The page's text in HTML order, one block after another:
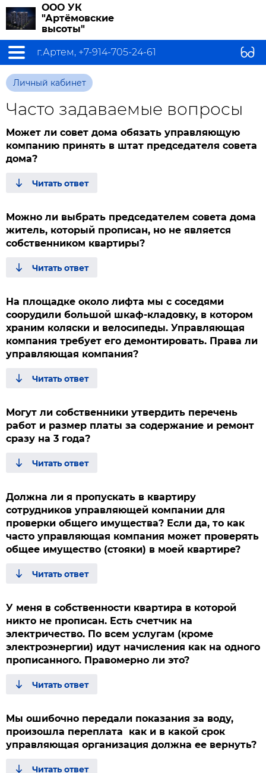
ООО УК
"Артёмовские
высоты"
г.Артем, +7-914-705-24-61
Личный кабинет
Часто задаваемые вопросы
Может ли совет дома обязать управляющую
компанию принять в штат председателя совета
дома?
Можно ли выбрать председателем совета дома
житель, который прописан, но не является
собственником квартиры?
На площадке около лифта мы с соседями
соорудили большой шкаф-кладовку, в котором
храним коляски и велосипеды. Управляющая
компания требует его демонтировать. Права ли
управляющая компания?
Могут ли собственники утвердить перечень
работ и размер платы за содержание и ремонт
сразу на 3 года?
Должна ли я пропускать в квартиру
сотрудников управляющей компании для
проверки общего имущества? Если да, то как
часто управляющая компания может проверять
общее имущество (стояки) в моей квартире?
У меня в собственности квартира в которой
никто не прописан. Есть счетчик на
электричество. По всем услугам (кроме
электроэнергии) идут начисления как на одного
прописанного. Правомерно ли это?
Мы ошибочно передали показания за воду,
произошла переплата как и в какой срок
управляющая организация должна ее вернуть?